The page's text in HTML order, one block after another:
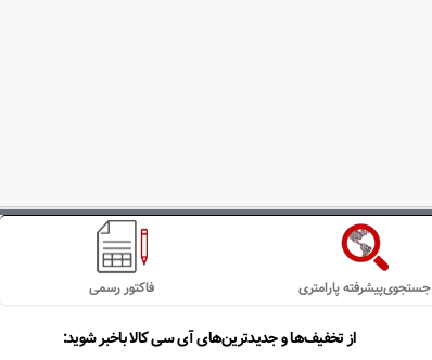
فاکتور رسمی جستجوی‌پیشرفته پارامتری
از تخفیف‌ها و جدیدترین‌های آی سی کالا باخبر شوید: